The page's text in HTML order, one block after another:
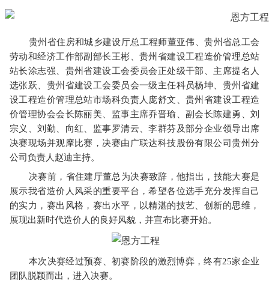
贵州省住房和城乡建设厅总工程师董亚伟、贵州省总工会
劳动和经济工作部副部长王彬、贵州省建设工程造价管理总站
站长涂志强、贵州省建设工会委员会正处级干部、主席提名人
选张跃、贵州省建设工会委员会一级主任科员杨坤、贵州省建
设工程造价管理总站市场科负责人庞舒文、贵州省建设工程造
价管理协会会长陈丽美、监事主席乔晋瑜、副会长陈建勇、刘
宗义、刘勤、向红、监事罗清云、李群芬及部分企业领导出席
决赛现场并观摩比赛，决赛由广联达科技股份有限公司贵州分
公司负责人赵迪主持。
决赛前，省住建厅董总为决赛致辞，他指出，技能大赛是
展示我省造价人风采的重要平台，希望各位选手充分发挥自己
的实力，赛出风格，赛出水平，以精湛的技艺、创新的思维，
展现出新时代造价人的良好风貌，并宣布比赛开始。
本次决赛经过预赛、初赛阶段的激烈博弈，终有25家企业
团队脱颖而出，进入决赛。